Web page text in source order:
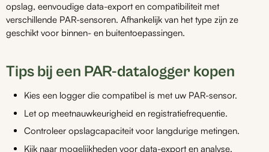
opslag, eenvoudige data-export en compatibiliteit met
verschillende PAR-sensoren. Afhankelijk van het type zijn ze
geschikt voor binnen- en buitentoepassingen.
Tips bij een PAR-datalogger kopen
Kies een logger die compatibel is met uw PAR-sensor.
Let op meetnauwkeurigheid en registratiefrequentie.
Controleer opslagcapaciteit voor langdurige metingen.
Kijk naar mogelijkheden voor data-export en analyse.